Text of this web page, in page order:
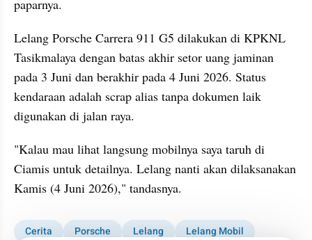
paparnya.
Lelang Porsche Carrera 911 G5 dilakukan di KPKNL
Tasikmalaya dengan batas akhir setor uang jaminan
pada 3 Juni dan berakhir pada 4 Juni 2026. Status
kendaraan adalah scrap alias tanpa dokumen laik
digunakan di jalan raya.
"Kalau mau lihat langsung mobilnya saya taruh di
Ciamis untuk detailnya. Lelang nanti akan dilaksanakan
Kamis (4 Juni 2026)," tandasnya.
Cerita Porsche Lelang Lelang Mobil